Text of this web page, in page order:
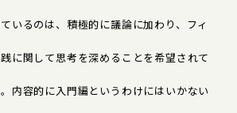
いるのは、積極的に議論に加わり、フィ
に関して思考を深めることを希望されて
内容的に入門編というわけにはいかない